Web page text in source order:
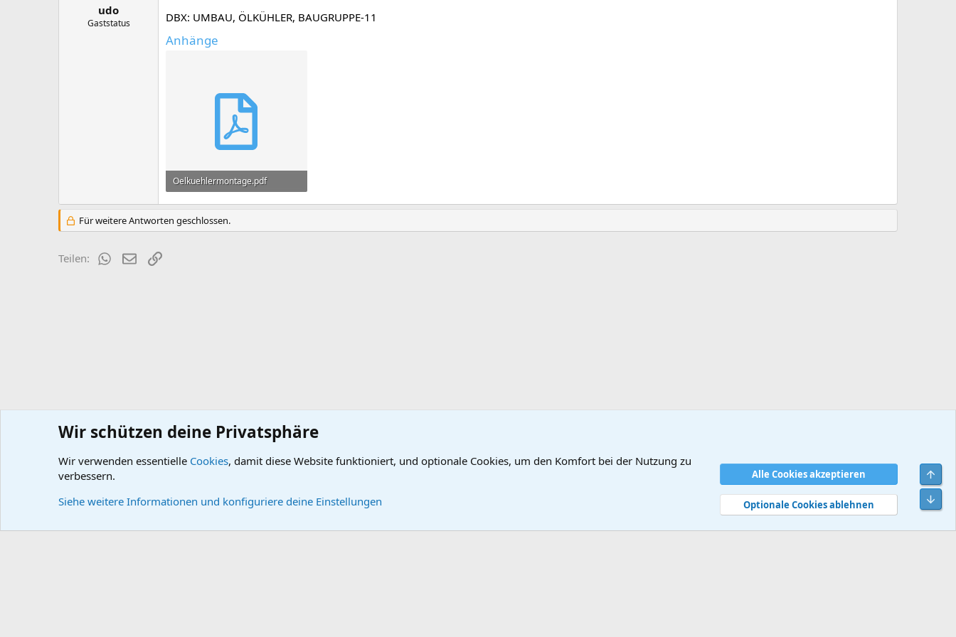
udo
Gaststatus DBX: UMBAU, ÖLKÜHLER, BAUGRUPPE-11
Anhänge
Oelkuehlermontage.pdf
476 KB · Aufrufe: 1.645
Für weitere Antworten geschlossen.
Teilen: WhatsApp
E-MailLink
Wissensdatenbank DB-Technik DB-Motor (11) DB-Umbau / Tuning
Datenschutz Hilfe und Impressum Start
R
S
Wir schützen deine Privatsphäre
Wir verwenden essentielle Cookies, damit diese Website funktioniert, und optionale Cookies, um den Komfort bei der Nutzung zu
verbessern.
Siehe weitere Informationen und konfiguriere deine Einstellungen
Alle Cookies akzeptieren
Optionale Cookies ablehnen